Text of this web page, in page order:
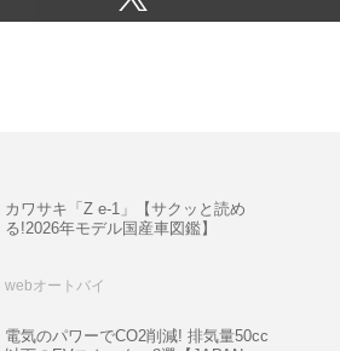
カワサキ「Z e-1」【サクッと読め
る!2026年モデル国産車図鑑】
webオートバイ
電気のパワーでCO2削減! 排気量50cc